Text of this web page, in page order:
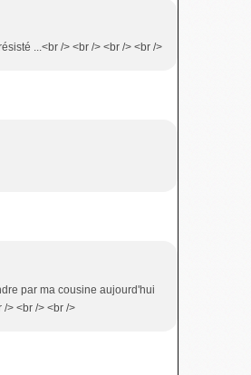
...<br /> <br /> <br /> <br />
par ma cousine aujourd'hui
> <br /> <br />